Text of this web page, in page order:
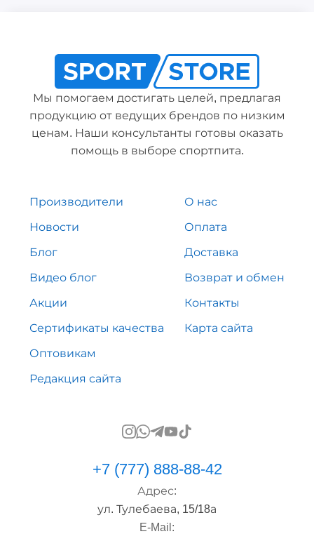
Мы помогаем достигать целей, предлагая
продукцию от ведущих брендов по низким
ценам. Наши консультанты готовы оказать
помощь в выборе спортпита.
Производители
Новости
Блог
Видео блог
Акции
Сертификаты качества
Оптовикам
Редакция сайта
О нас
Оплата
Доставка
Возврат и обмен
Контакты
Карта сайта
+7 (777) 888-88-42
Адрес:
ул. Тулебаева, 15/18а
E-Mail: